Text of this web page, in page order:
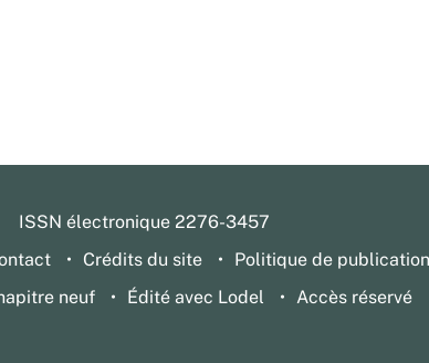
ISSN électronique 2276-3457
Crédits du site
Politique de publication
neuf
Édité avec Lodel Accès réservé